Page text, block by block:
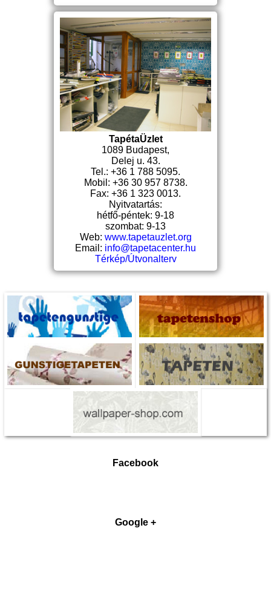
TapétaÜzlet
1089 Budapest,
Delej u. 43.
Tel.: +36 1 788 5095.
Mobil: +36 30 957 8738.
Fax: +36 1 323 0013.
Nyitvatartás:
hétfő-péntek: 9-18
szombat: 9-13
Web: www.tapetauzlet.org
Email: info@tapetacenter.hu
Térkép/Útvonalterv
Facebook
Google +